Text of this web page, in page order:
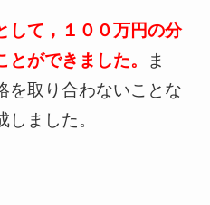
して，１００万円の分
ができました。
ま
を取り合わないことな
ました。